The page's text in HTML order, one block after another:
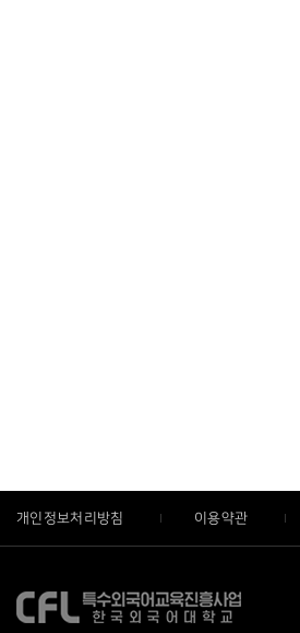
개인정보처리방침 이용약관